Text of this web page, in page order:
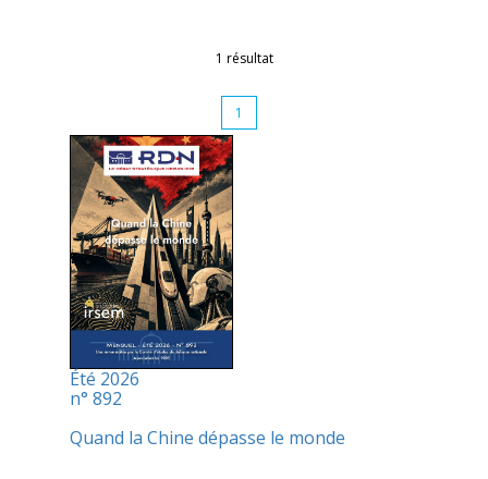
1 résultat
1
Été 2026
n° 892
Quand la Chine dépasse le monde